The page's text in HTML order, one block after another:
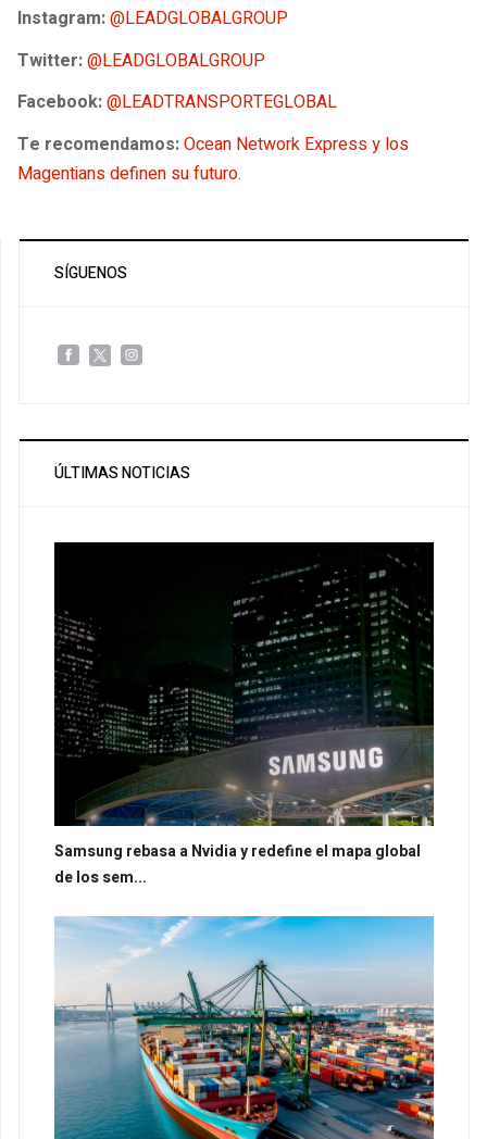
Instagram:@LEADGLOBALGROUP
Twitter:@LEADGLOBALGROUP
Facebook:@LEADTRANSPORTEGLOBAL
Te recomendamos:Ocean Network Express y los
Magentians definen su futuro.
SÍGUENOS
ÚLTIMAS NOTICIAS
Samsung rebasa a Nvidia y redefine el mapa global
de los sem...